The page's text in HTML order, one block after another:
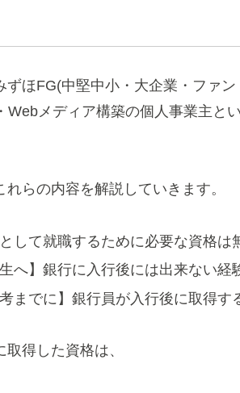
ずほFG(中堅中小・大企業・ファ
メディア構築の個人事業主と
れらの内容を解説していきます。
して就職するために必要な資格は
生へ】銀行に入行後には出来ない経
考までに】銀行員が入行後に取得す
得した資格は、